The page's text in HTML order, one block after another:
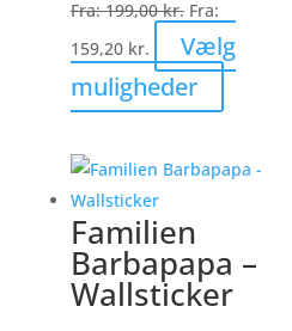
på
varesiden
Fra:199,00kr. Fra:
159,20 kr.
Vælg
muligheder
vare
flere
kan
vælges
Familien
Barbapapa –
Wallsticker